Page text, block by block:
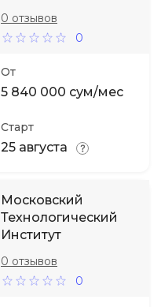
0
0 отзывов
От
5 840 000 сум/мес
Старт
25 августа
Московский
Технологический
Институт
0
0 отзывов